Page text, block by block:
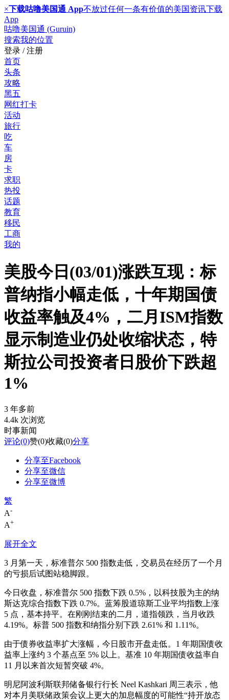
×下载咕噜美国通 App不放过任何一条有价值的美国资讯下载
App
咕噜美国通 (Guruin)
搜索我的位置
登录 / 注册
首页
头条
攻略
黑五
网红打卡
活动
旅行
吃
车
房
卡
求职
热投
话题
教育
移民
工商
我的
美股今日(03/01)涨跌互现：标
普纳指小幅走低，十年期国债
收益率触及4%，二月ISM指数
显示制造业仍处收缩状态，特
斯拉公司投资者日股价下跌超
1%
3 年多前
4.4k 次浏览
时事新闻
评论(0)赞(0)收藏(0)分享
分享至Facebook
分享至微信
分享至微博
繁
A-
A+
展开全文
3 月第一天，标准普尔 500 指数走低，交易员在经历了一个月
的亏损后试图站稳脚跟。
今日收盘，标准普尔 500 指数下跌 0.5%，以科技股为主的纳
斯达克综合指数下跌 0.7%。蓝筹股道琼斯工业平均指数上涨
5 点，基本持平。在刚刚结束的二月，道指领跌，当月收跌
4.19%。标普 500 指数和纳指分别下跌 2.61% 和 1.11%。
由于债券收益率扩大涨幅，今日股市开盘走低。1 年期国债收
益率上涨约 3 个基点至 5% 以上。基准 10 年期国债收益率自
11 月以来首次短暂突破 4%。
明尼阿波利斯联邦储备银行行长 Neel Kashkari 周三表示，他
对本月美联储政策会议上更大的加息幅度的可能性“持开放态